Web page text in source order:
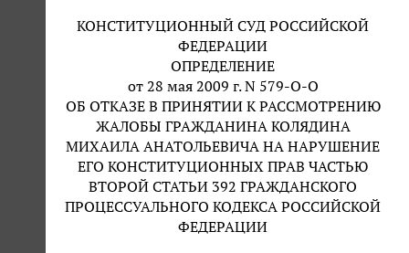
КОНСТИТУЦИОННЫЙ СУД РОССИЙСКОЙ
ФЕДЕРАЦИИ
ОПРЕДЕЛЕНИЕ
от 28 мая 2009 г. N 579-О-О
ОБ ОТКАЗЕ В ПРИНЯТИИ К РАССМОТРЕНИЮ
ЖАЛОБЫ ГРАЖДАНИНА КОЛЯДИНА
МИХАИЛА АНАТОЛЬЕВИЧА НА НАРУШЕНИЕ
ЕГО КОНСТИТУЦИОННЫХ ПРАВ ЧАСТЬЮ
ВТОРОЙ СТАТЬИ 392 ГРАЖДАНСКОГО
ПРОЦЕССУАЛЬНОГО КОДЕКСА РОССИЙСКОЙ
ФЕДЕРАЦИИ